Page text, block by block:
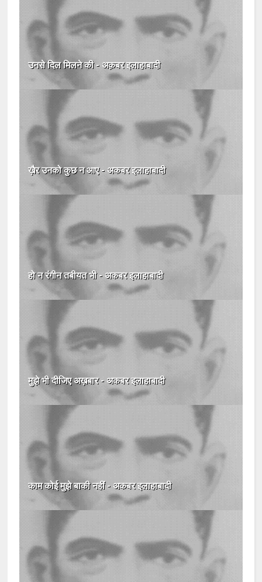
उनसे दिल मिलने की - अक़बर इलाहाबादी
ख़ैर उनको कुछ न आए - अकबर इलाहाबादी
हो न रंगीन तबीयत भी - अकबर इलाहाबादी
मुझे भी दीजिए अख़बार - अकबर इलाहाबादी
काम कोई मुझे बाकी नहीं - अकबर इलाहाबादी